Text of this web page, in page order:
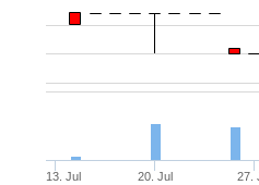
13. Jul 20. Jul 27.